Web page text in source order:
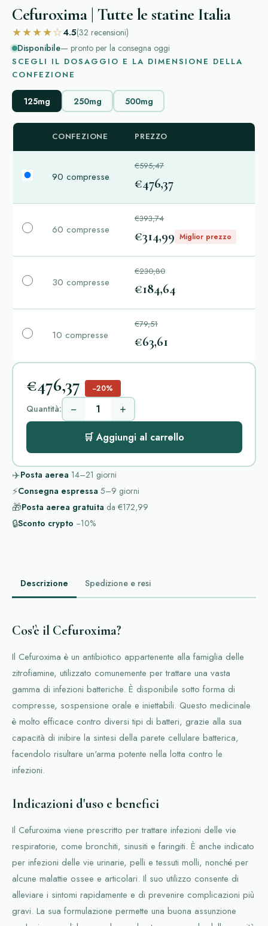
Cefuroxima | Tutte le statine Italia
★★★★☆4.5(32 recensioni)
Disponibile— pronto per la consegna oggi
SCEGLI IL DOSAGGIO E LA DIMENSIONE DELLA
CONFEZIONE
125mg 250mg 500mg
CONFEZIONE PREZZO
90 compresse
€595,47
€476,37
60 compresse
€393,74
€314,99 Miglior prezzo
30 compresse
€230,80
€184,64
10 compresse
€79,51
€63,61
€476,37 −20%
Quantità: − +
🛒 Aggiungi al carrello
✈️Posta aerea 14–21 giorni
⚡Consegna espressa 5–9 giorni
🎁Posta aerea gratuita da €172,99
🔒Sconto crypto −10%
Descrizione Spedizione e resi
Cos'è il Cefuroxima?
Il Cefuroxima è un antibiotico appartenente alla famiglia delle
zitrofiamine, utilizzato comunemente per trattare una vasta
gamma di infezioni batteriche. È disponibile sotto forma di
compresse, sospensione orale e iniettabili. Questo medicinale
è molto efficace contro diversi tipi di batteri, grazie alla sua
capacità di inibire la sintesi della parete cellulare batterica,
facendolo risultare un'arma potente nella lotta contro le
infezioni.
Indicazioni d'uso e benefici
Il Cefuroxima viene prescritto per trattare infezioni delle vie
respiratorie, come bronchiti, sinusiti e faringiti. È anche indicato
per infezioni delle vie urinarie, pelli e tessuti molli, nonché per
alcune malattie ossee e articolari. Il suo utilizzo consente di
alleviare i sintomi rapidamente e di prevenire complicazioni più
gravi. La sua formulazione permette una buona assunzione